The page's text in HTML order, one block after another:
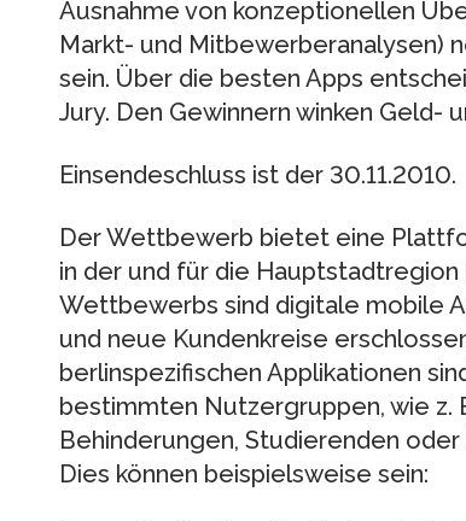
Ausnahme von konzeptionellen
Markt- und Mitbewerberanalysen)
sein. Über die besten Apps
Jury. Den Gewinnern winken Geld-
Einsendeschluss ist der 30.11.2010.
Der Wettbewerb bietet eine
in der und für die
Wettbewerbs sind digitale mobile
und neue Kundenkreise
berlinspezifischen Applikationen
bestimmten Nutzergruppen, wie z.
Behinderungen, Studierenden
Dies können beispielsweise sein: